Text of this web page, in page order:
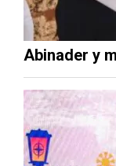
Abinader y